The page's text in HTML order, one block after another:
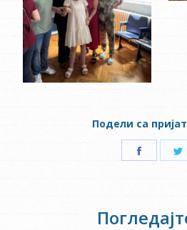
Подели са
Share